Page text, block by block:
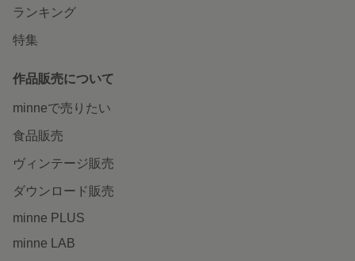
ランキング
特集
作品販売について
minneで売りたい
食品販売
ヴィンテージ販売
ダウンロード販売
minne PLUS
minne LAB